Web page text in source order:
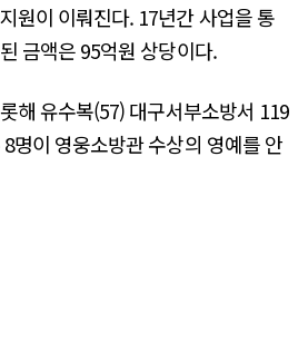
원이 이뤄진다. 17년간 사업을 통
금액은 95억원 상당이다.
해 유수복(57) 대구서부소방서 119
명이 영웅소방관 수상의 영예를 안